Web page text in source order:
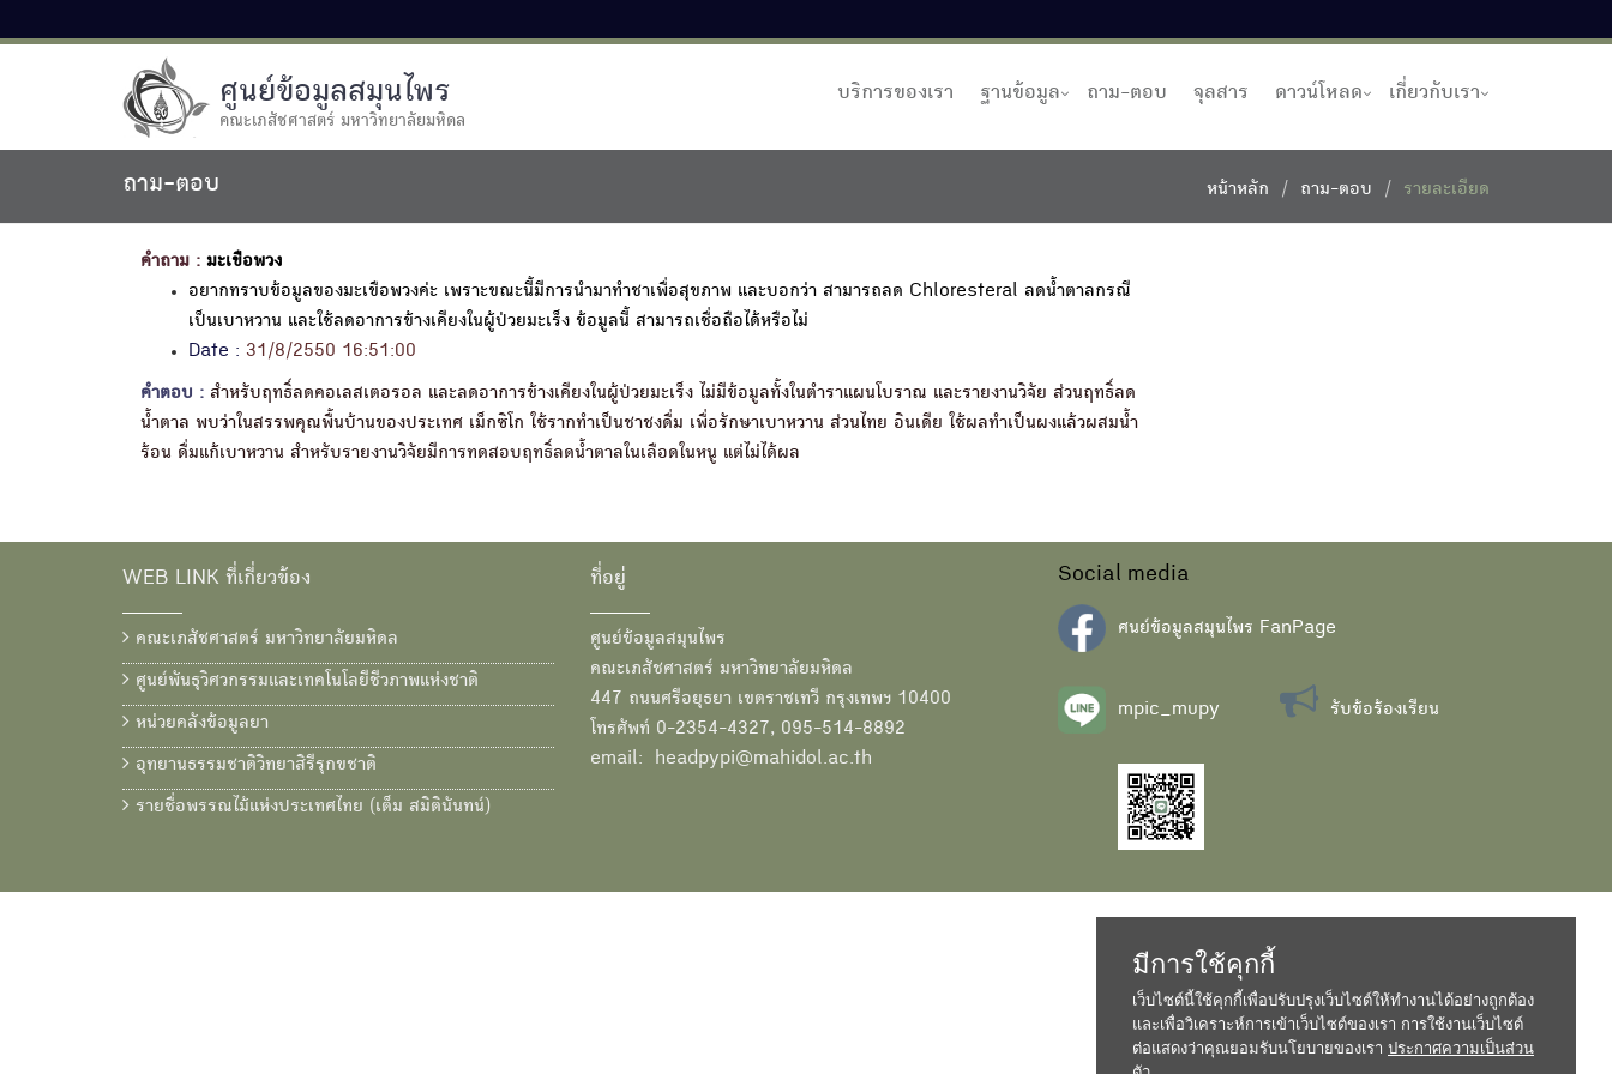
ศูนย์ข้อมูลสมุนไพร
คณะเภสัชศาสตร์ มหาวิทยาลัยมหิดล
บริการของเรา ฐานข้อมูล ถาม-ตอบ จุลสาร ดาวน์โหลด เกี่ยวกับเรา
ถาม-ตอบ หน้าหลัก ถาม-ตอบ รายละเอียด
คำถาม : มะเขือพวง
อยากทราบข้อมูลของมะเขือพวงค่ะ เพราะขณะนี้มีการนำมาทำชาเพื่อสุขภาพ และบอกว่า สามารถลด Chloresteral ลดน้ำตาลกรณี
เป็นเบาหวาน และใช้ลดอาการข้างเคียงในผู้ป่วยมะเร็ง ข้อมูลนี้ สามารถเชื่อถือได้หรือไม่
Date : 31/8/2550 16:51:00
คำตอบ : สำหรับฤทธิ์ลดคอเลสเตอรอล และลดอาการข้างเคียงในผู้ป่วยมะเร็ง ไม่มีข้อมูลทั้งในตำราแผนโบราณ และรายงานวิจัย ส่วนฤทธิ์ลด
น้ำตาล พบว่าในสรรพคุณพื้นบ้านของประเทศ เม็กซิโก ใช้รากทำเป็นชาชงดื่ม เพื่อรักษาเบาหวาน ส่วนไทย อินเดีย ใช้ผลทำเป็นผงแล้วผสมน้ำ
ร้อน ดื่มแก้เบาหวาน สำหรับรายงานวิจัยมีการทดสอบฤทธิ์ลดน้ำตาลในเลือดในหนู แต่ไม่ได้ผล
WEB LINK ที่เกี่ยวข้อง
คณะเภสัชศาสตร์ มหาวิทยาลัยมหิดล
ศูนย์พันธุวิศวกรรมและเทคโนโลยีชีวภาพแห่งชาติ
หน่วยคลังข้อมูลยา
อุทยานธรรมชาติวิทยาสิรีรุกขชาติ
รายชื่อพรรณไม้แห่งประเทศไทย (เต็ม สมิตินันทน์)
ที่อยู่
ศูนย์ข้อมูลสมุนไพร
คณะเภสัชศาสตร์ มหาวิทยาลัยมหิดล
447 ถนนศรีอยุธยา เขตราชเทวี กรุงเทพฯ 10400
โทรศัพท์ 0-2354-4327, 095-514-8892
email: headpypi@mahidol.ac.th
Social media
ศนย์ข้อมูลสมุนไพร FanPage
mpic_mupy รับข้อร้องเรียน
มีการใช้คุกกี้
เว็บไซต์นี้ใช้คุกกี้เพื่อปรับปรุงเว็บไซต์ให้ทำงานได้อย่างถูกต้อง
และเพื่อวิเคราะห์การเข้าเว็บไซต์ของเรา การใช้งานเว็บไซต์
ต่อแสดงว่าคุณยอมรับนโยบายของเรา ประกาศความเป็นส่วน